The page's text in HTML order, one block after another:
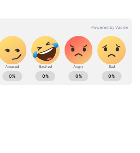
নিয়ম অনুযায়ী শুকনো কাঠ
বা ন্যাড়াপোড়া করতে হয়।
বা ফুল ও ফল রয়েছে এমন
নেই।
Bangla, and all the